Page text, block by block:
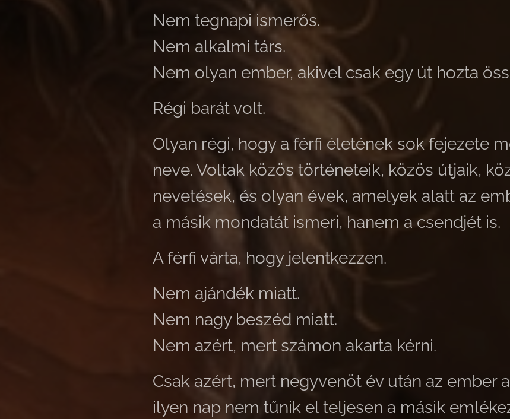
Nem tegnapi ismerős.
Nem alkalmi társ.
Nem olyan ember, akivel csak egy út hozta
Régi barát volt.
Olyan régi, hogy a férfi életének sok fejezete
neve. Voltak közös történeteik, közös útjaik,
nevetések, és olyan évek, amelyek alatt az
a másik mondatát ismeri, hanem a csendjét is.
A férfi várta, hogy jelentkezzen.
Nem ajándék miatt.
Nem nagy beszéd miatt.
Nem azért, mert számon akarta kérni.
Csak azért, mert negyvenöt év után az ember
ilyen nap nem tűnik el teljesen a másik